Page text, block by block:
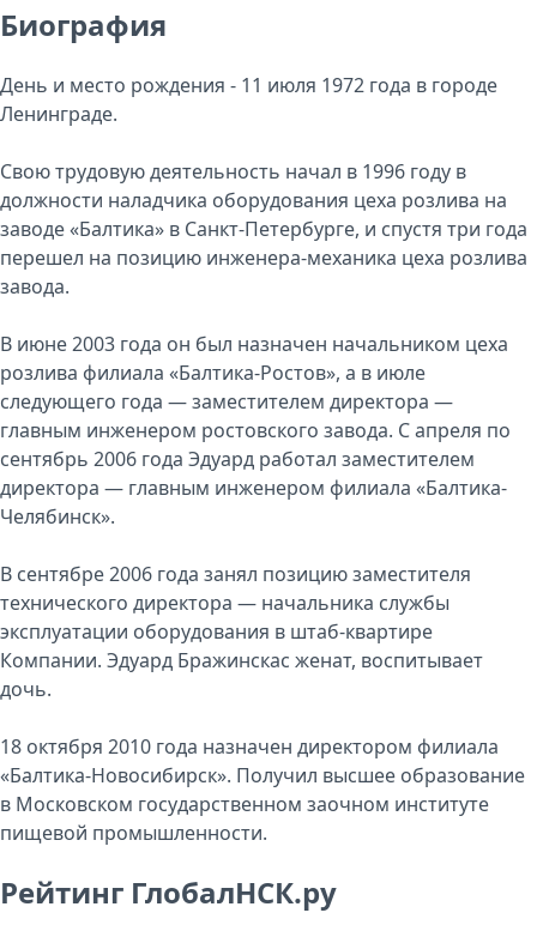
Биография
День и место рождения - 11 июля 1972 года в городе
Ленинграде.
Свою трудовую деятельность начал в 1996 году в
должности наладчика оборудования цеха розлива на
заводе «Балтика» в Санкт-Петербурге, и спустя три года
перешел на позицию инженера-механика цеха розлива
завода.
В июне 2003 года он был назначен начальником цеха
розлива филиала «Балтика-Ростов», а в июле
следующего года — заместителем директора —
главным инженером ростовского завода. С апреля по
сентябрь 2006 года Эдуард работал заместителем
директора — главным инженером филиала «Балтика-
Челябинск».
В сентябре 2006 года занял позицию заместителя
технического директора — начальника службы
эксплуатации оборудования в штаб-квартире
Компании. Эдуард Бражинскас женат, воспитывает
дочь.
18 октября 2010 года назначен директором филиала
«Балтика-Новосибирск». Получил высшее образование
в Московском государственном заочном институте
пищевой промышленности.
Рейтинг ГлобалНСК.ру